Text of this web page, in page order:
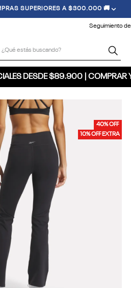
SUPERIORES A $300.000 🚚
Seguimiento
DESDE $89.900 | COMPRAR
40% OFF
10% OFF EXTRA